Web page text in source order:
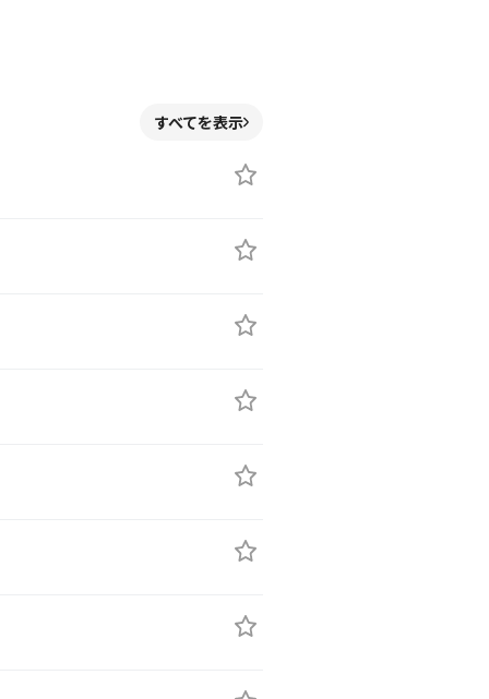
すべてを表示